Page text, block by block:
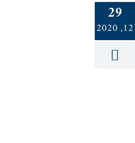
29
12, 2020